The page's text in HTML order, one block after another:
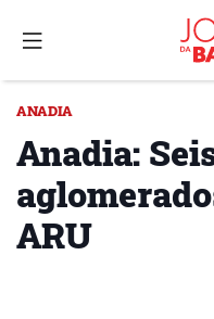
ANADIA
Anadia:
ARU